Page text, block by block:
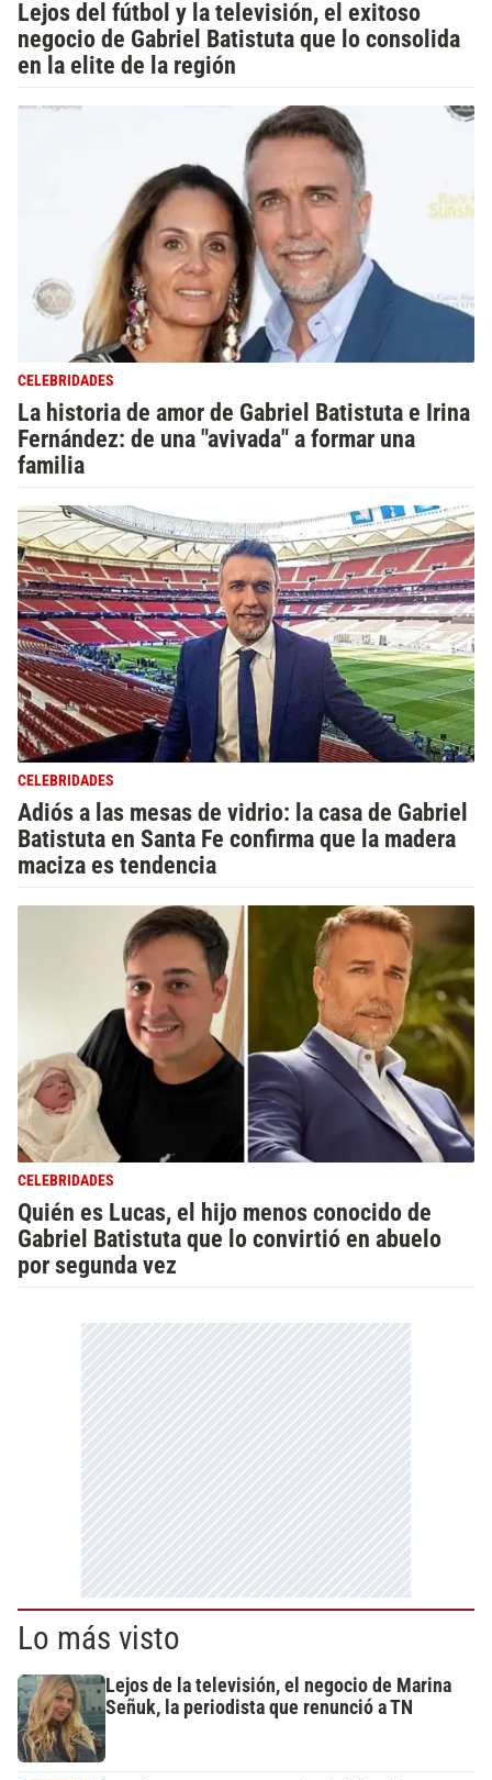
Lejos del fútbol y la televisión, el exitoso
negocio de Gabriel Batistuta que lo consolida
en la elite de la región
CELEBRIDADES
La historia de amor de Gabriel Batistuta e Irina
Fernández: de una "avivada" a formar una
familia
CELEBRIDADES
Adiós a las mesas de vidrio: la casa de Gabriel
Batistuta en Santa Fe confirma que la madera
maciza es tendencia
CELEBRIDADES
Quién es Lucas, el hijo menos conocido de
Gabriel Batistuta que lo convirtió en abuelo
por segunda vez
Lo más visto
Lejos de la televisión, el negocio de Marina
Señuk, la periodista que renunció a TN